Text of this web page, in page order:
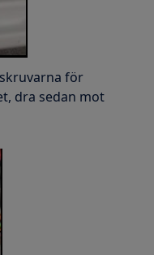
för
dra sedan mot